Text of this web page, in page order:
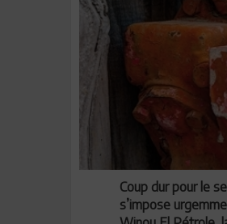
Coup dur pour le
s’impose